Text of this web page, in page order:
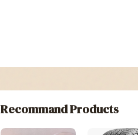
Recommand Products